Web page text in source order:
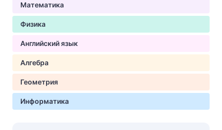
Математика
Физика
Английский язык
Алгебра
Геометрия
Информатика